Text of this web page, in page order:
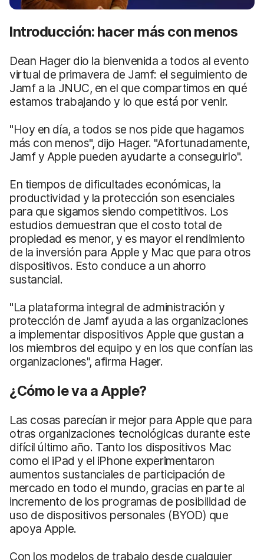
Introducción: hacer más con menos
Dean Hager dio la bienvenida a todos al evento
virtual de primavera de Jamf: el seguimiento de
Jamf a la JNUC, en el que compartimos en qué
estamos trabajando y lo que está por venir.
"Hoy en día, a todos se nos pide que hagamos
más con menos", dijo Hager. "Afortunadamente,
Jamf y Apple pueden ayudarte a conseguirlo".
En tiempos de dificultades económicas, la
productividad y la protección son esenciales
para que sigamos siendo competitivos. Los
estudios demuestran que el costo total de
propiedad es menor, y es mayor el rendimiento
de la inversión para Apple y Mac que para otros
dispositivos. Esto conduce a un ahorro
sustancial.
"La plataforma integral de administración y
protección de Jamf ayuda a las organizaciones
a implementar dispositivos Apple que gustan a
los miembros del equipo y en los que confían las
organizaciones", afirma Hager.
¿Cómo le va a Apple?
Las cosas parecían ir mejor para Apple que para
otras organizaciones tecnológicas durante este
difícil último año. Tanto los dispositivos Mac
como el iPad y el iPhone experimentaron
aumentos sustanciales de participación de
mercado en todo el mundo, gracias en parte al
incremento de los programas de posibilidad de
uso de dispositivos personales (BYOD) que
apoya Apple.
Con los modelos de trabajo desde cualquier